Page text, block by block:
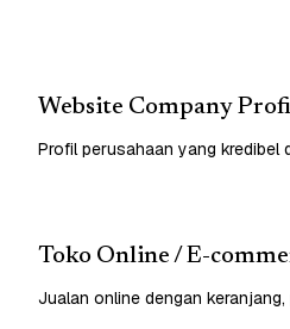
Website Company
Profil perusahaan yang kredibel
Toko Online / E-
Jualan online dengan